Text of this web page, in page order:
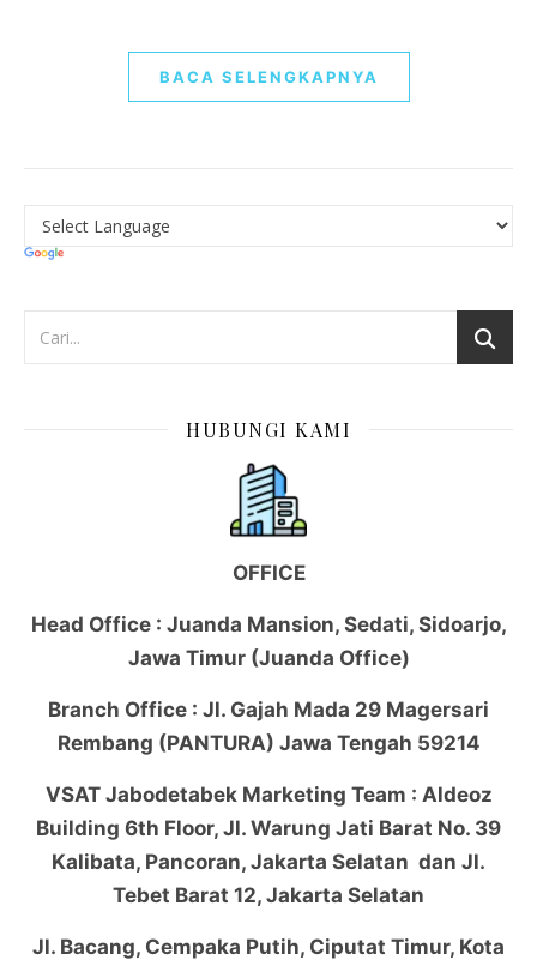
BACA SELENGKAPNYA
HUBUNGI KAMI
OFFICE
Head Office : Juanda Mansion, Sedati, Sidoarjo,
Jawa Timur (Juanda Office)
Branch Office : Jl. Gajah Mada 29 Magersari
Rembang (PANTURA) Jawa Tengah 59214
VSAT Jabodetabek Marketing Team : Aldeoz
Building 6th Floor, Jl. Warung Jati Barat No. 39
Kalibata, Pancoran, Jakarta Selatan dan Jl.
Tebet Barat 12, Jakarta Selatan
Jl. Bacang, Cempaka Putih, Ciputat Timur, Kota